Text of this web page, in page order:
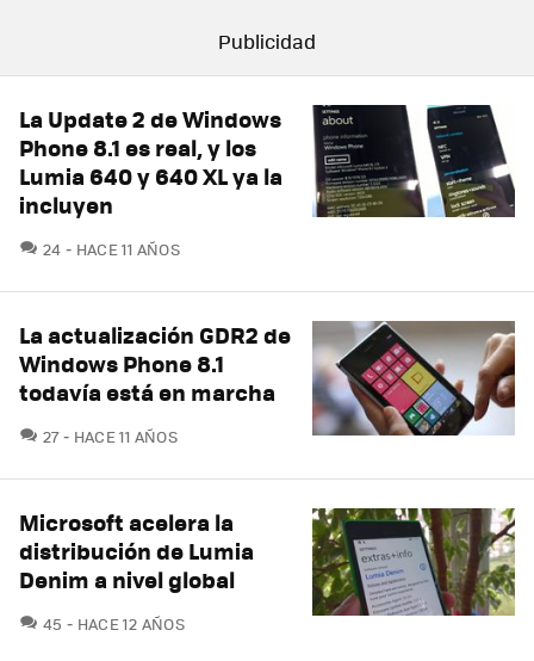
La Update 2 de Windows
Phone 8.1 es real, y los
Lumia 640 y 640 XL ya la
incluyen
24 COMENTARIOS
HACE 11 AÑOS
La actualización GDR2 de
Windows Phone 8.1
todavía está en marcha
27COMENTARIOS
HACE 11 AÑOS
Microsoft acelera la
distribución de Lumia
Denim a nivel global
45 COMENTARIOS
HACE 12 AÑOS